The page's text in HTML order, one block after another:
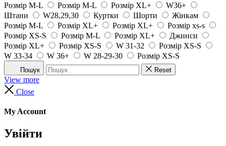
Розмір M-L
Розмір M-L Розмір XL+
W36+
Штани
W28,29,30 Куртки Шорти
Жінкам
Розмір M-L
Розмір XL+ Розмір XL+
Розмір xs-s
Розмір XS-S
Розмір M-L Розмір XL+
Джинси
Розмір XL+
Розмір XS-S W 31-32
Розмір XS-S
W 33-34
W 36+ W 28-29-30 Розмір XS-S
Пошук Reset
View more
Close
My Account
Увійти